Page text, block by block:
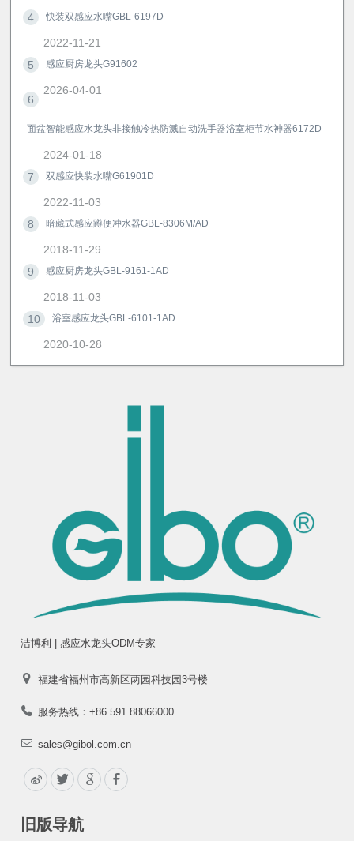
4
快装双感应水嘴GBL-6197D
2022-11-21
5
感应厨房龙头G91602
2026-04-01
6
面盆智能感应水龙头非接触冷热防溅自动洗手器浴室柜节水神器6172D
2024-01-18
7
双感应快装水嘴G61901D
2022-11-03
8
暗藏式感应蹲便冲水器GBL-8306M/AD
2018-11-29
9
感应厨房龙头GBL-9161-1AD
2018-11-03
10
浴室感应龙头GBL-6101-1AD
2020-10-28
洁博利 | 感应水龙头ODM专家
福建省福州市高新区两园科技园3号楼
服务热线：+86 591 88066000
sales@gibol.com.cn
旧版导航